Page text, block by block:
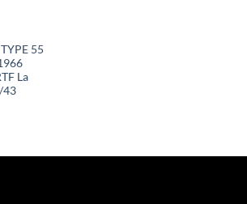
55
La
43